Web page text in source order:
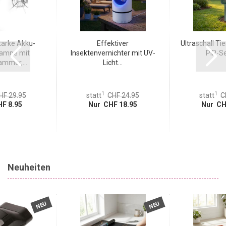
Akku-
mit
29.95
8.95
Effektiver
Insektenvernichter mit UV-
Licht...
statt1
CHF 24.95
Nur CHF 18.95
Ultraschall
PIR-
statt1
Nur
Neuheiten
NEU NEU